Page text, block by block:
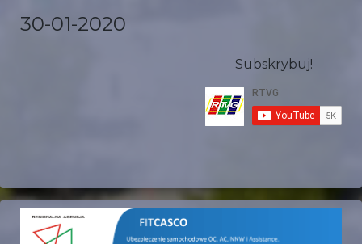
30-01-2020
Subskrybuj!